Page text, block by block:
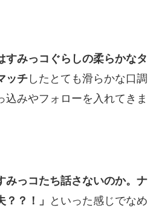
すみっコぐらしの柔らかなタ
ッチしたとても滑らかな口調
込みやフォローを入れてきま
みっコたち話さないのか。ナ
？！」 といった感じでなめ